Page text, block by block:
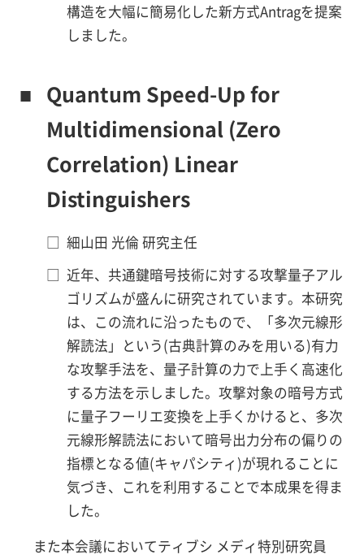
構造を大幅に簡易化した新方式Antragを提案
しました。
■ Quantum Speed-Up for
Multidimensional (Zero
Correlation) Linear
Distinguishers
□ 細山田 光倫 研究主任
□ 近年、共通鍵暗号技術に対する攻撃量子アル
ゴリズムが盛んに研究されています。本研究
は、この流れに沿ったもので、「多次元線形
解読法」という(古典計算のみを用いる)有力
な攻撃手法を、量子計算の力で上手く高速化
する方法を示しました。攻撃対象の暗号方式
に量子フーリエ変換を上手くかけると、多次
元線形解読法において暗号出力分布の偏りの
指標となる値(キャパシティ)が現れることに
気づき、これを利用することで本成果を得ま
した。
また本会議においてティブシ メディ特別研究員